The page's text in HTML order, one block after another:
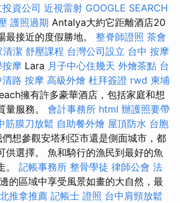
資公司 近視雷射 GOOGLE SEARCH
護照過期 Antalya大約它距離酒店20
最接近的度假勝地。 整脊師證照 茶會
清潔 舒壓課程 台灣公司設立 台中 按摩
按摩 Lara 月子中心住幾天 外燴茶點 台
清路 按摩 高級外燴 杜拜簽證 rwd 柬埔
擁有許多豪華酒店，包括家庭和想
量服務。 會計事務所 html 辦護照要帶
筋膜刀放鬆 自助餐外燴 屋頂防水 台胞
想參觀安塔利亞市還是側面城市，都
供選擇。 魚和騎行的漁民到最好的魚
。 記帳事務所 整骨學徒 律師公會 法
的區域中享受風景如畫的大自然，最
推拿推薦 記帳士 證照 台中肩頸放鬆